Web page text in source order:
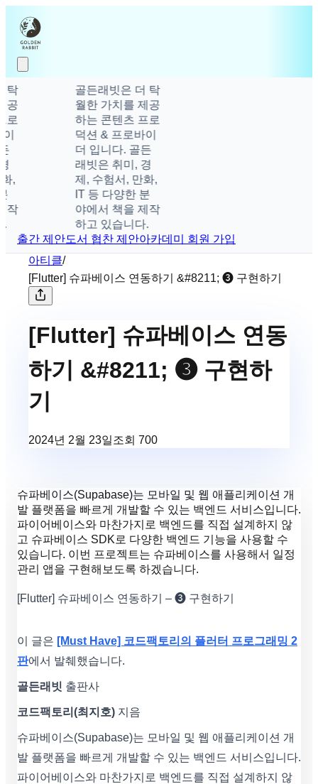
골든래빗은 더 탁
월한 가치를 제공
하는 콘텐츠 프로
덕션 & 프로바이
더 입니다. 골든
래빗은 취미, 경
제, 수험서, 만화,
IT 등 다양한 분
야에서 책을 제작
하고 있습니다.
출간 제안도서 협찬 제안아카데미 회원 가입
아티클/
[Flutter] 슈파베이스 연동하기 &#8211; ❸ 구현하기
[Flutter] 슈파베이스 연동
하기 &#8211; ❸ 구현하
기
2024년 2월 23일조회 700
슈파베이스(Supabase)는 모바일 및 웹 애플리케이션 개
발 플랫폼을 빠르게 개발할 수 있는 백엔드 서비스입니다.
파이어베이스와 마찬가지로 백엔드를 직접 설계하지 않
고 슈파베이스 SDK로 다양한 백엔드 기능을 사용할 수
있습니다. 이번 프로젝트는 슈파베이스를 사용해서 일정
관리 앱을 구현해보도록 하겠습니다.
[Flutter] 슈파베이스 연동하기 – ❸ 구현하기
이 글은 [Must Have] 코드팩토리의 플러터 프로그래밍 2
판에서 발췌했습니다.
골든래빗 출판사
코드팩토리(최지호) 지음
슈파베이스(Supabase)는 모바일 및 웹 애플리케이션 개
발 플랫폼을 빠르게 개발할 수 있는 백엔드 서비스입니다.
파이어베이스와 마찬가지로 백엔드를 직접 설계하지 않